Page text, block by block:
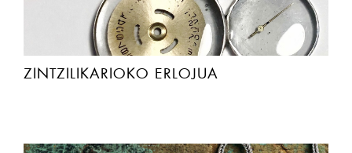
ZINTZILIKARIOKO ERLOJUA